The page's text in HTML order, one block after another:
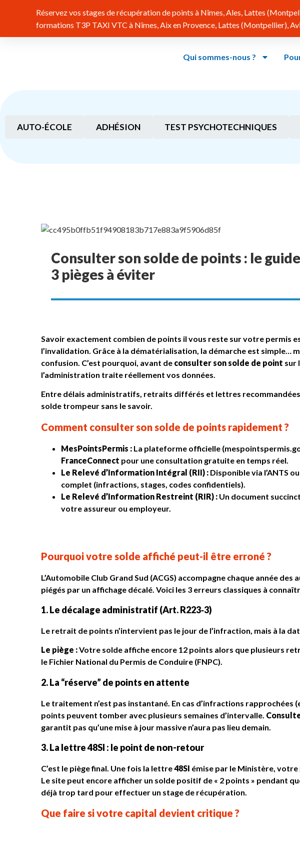
Réservez vos stages de récupération de points à Nîmes, Ales, Lattes
formations T3P TAXI VTC à Nîmes, Aix en Provence, Lattes (Montpellier),
Qui sommes-nous ?
AUTO-ÉCOLE ADHÉSION TEST PSYCHOTECHNIQUES
Consulter son solde de points : le
3 pièges à éviter
Savoir exactement combien de points il vous reste sur votre permis
l’invalidation. Grâce à la dématérialisation, la démarche est simple…
confusion. C’est pourquoi, avant de consulter son solde de point sur
l’administration traite réellement vos données.
Entre délais administratifs, retraits différés et lettres
solde trompeur sans le savoir.
Comment consulter son solde de points rapidement ?
MesPointsPermis : La plateforme officielle
FranceConnect pour une consultation gratuite en temps réel.
Le Relevé d’Information Intégral (RII) : Disponible via l’ANTS
complet (infractions, stages, codes confidentiels).
Le Relevé d’Information Restreint (RIR) : Un document
votre assureur ou employeur.
Pourquoi votre solde affiché peut-il être erroné ?
L’Automobile Club Grand Sud (ACGS) accompagne chaque année
piégés par un affichage décalé. Voici les 3 erreurs classiques à
1. Le décalage administratif (Art. R223‑3)
Le retrait de points n’intervient pas le jour de l’infraction, mais à la
Le piège :Votre solde affiche encore 12 points alors que plusieurs
le Fichier National du Permis de Conduire (FNPC).
2. La “réserve” de points en attente
Le traitement n’est pas instantané. En cas d’infractions rapprochées
points peuvent tomber avec plusieurs semaines d’intervalle.
garantit pas qu’une mise à jour massive n’aura pas lieu demain.
3. La lettre 48SI : le point de non-retour
C’est le piège final. Une fois la lettre48SI émise par le Ministère,
Le site peut encore afficher un solde positif de « 2 points » pendant
déjà trop tard pour effectuer un stage de récupération.
Que faire si votre capital devient critique ?